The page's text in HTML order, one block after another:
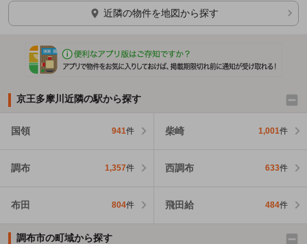
ほかの部屋を検索中…
近隣の物件を地図から探す
京王多摩川近隣の駅から探す
国領 941件 柴崎 1,001件
調布 1,357件 西調布 633件
布田 804件 飛田給 484件
調布市の町域から探す